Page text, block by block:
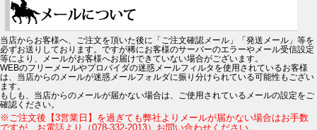
当店からお客様へ、ご注文を頂いた後に「ご注文確認メール」「発送メール」等を
必ずお送りしております。ですが稀にお客様のサーバーのエラーやメール受信設定
等により、メールがお客様へお届けできていない場合がございます。
WEBのフリーメールやプロバイダの迷惑メールフィルタを使用されているお客様
は、当店からのメールが迷惑メールフォルダに振り分けられている可能性もござい
ます。
もしも、当店からのメールが届かない場合は、ご使用されているメールの設定をご
確認ください。
※ご注文後【3営業日】を過ぎても弊社よりメールが届かない場合はお手数
ですが、お電話より（078-332-2013）お問い合わせください。